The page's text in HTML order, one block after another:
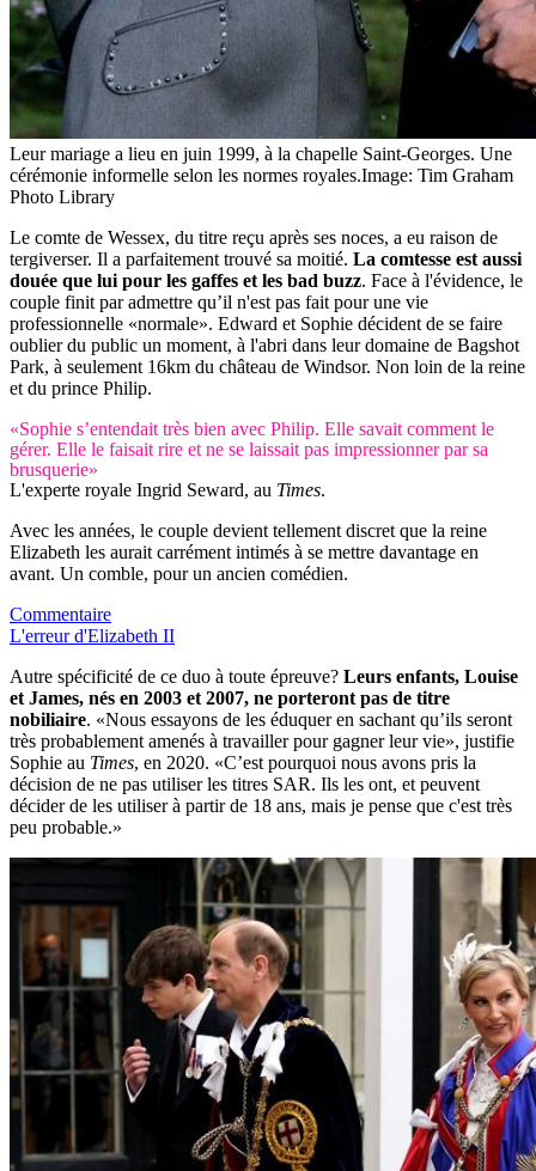
Leur mariage a lieu en juin 1999, à la chapelle Saint-Georges. Une
cérémonie informelle selon les normes royales.Image: Tim Graham
Photo Library
Le comte de Wessex, du titre reçu après ses noces, a eu raison de
tergiverser. Il a parfaitement trouvé sa moitié. La comtesse est aussi
douée que lui pour les gaffes et les bad buzz. Face à l'évidence, le
couple finit par admettre qu’il n'est pas fait pour une vie
professionnelle «normale». Edward et Sophie décident de se faire
oublier du public un moment, à l'abri dans leur domaine de Bagshot
Park, à seulement 16km du château de Windsor. Non loin de la reine
et du prince Philip.
«Sophie s’entendait très bien avec Philip. Elle savait comment le
gérer. Elle le faisait rire et ne se laissait pas impressionner par sa
brusquerie»
L'experte royale Ingrid Seward, au Times.
Avec les années, le couple devient tellement discret que la reine
Elizabeth les aurait carrément intimés à se mettre davantage en
avant. Un comble, pour un ancien comédien.
Commentaire
L'erreur d'Elizabeth II
Autre spécificité de ce duo à toute épreuve? Leurs enfants, Louise
et James, nés en 2003 et 2007, ne porteront pas de titre
nobiliaire. «Nous essayons de les éduquer en sachant qu’ils seront
très probablement amenés à travailler pour gagner leur vie», justifie
Sophie au Times, en 2020. «C’est pourquoi nous avons pris la
décision de ne pas utiliser les titres SAR. Ils les ont, et peuvent
décider de les utiliser à partir de 18 ans, mais je pense que c'est très
peu probable.»